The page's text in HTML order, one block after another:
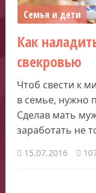
Семья и дети
Как
свекровью
Чтоб свести к
в семье, нужно
Сделав мать
заработать не
15.07.2016